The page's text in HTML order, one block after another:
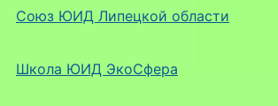
Союз ЮИД Липецкой области
Школа ЮИД ЭкоСфера